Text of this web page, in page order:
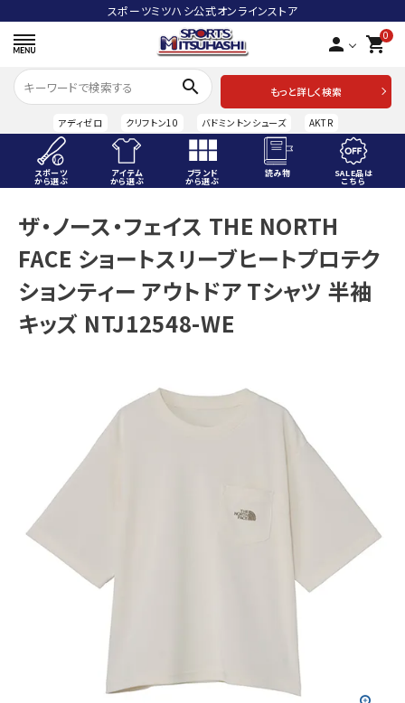
スポーツミツハシ公式オンラインストア
person 0
shopping_cart
search
もっと詳しく検索
アディゼロ クリフトン10 バドミントンシューズ AKTR
スポーツ
から選ぶ
アイテム
から選ぶ
ブランド
から選ぶ
読み物 SALE品は
こちら
ACCOUNT MENU
ようこそ ゲスト 様
meeting_room ログイン person 会員登録
スポーツから選ぶ
ブランドから選ぶ
SALE品はこちら
INFORMATIOM
ご利用ガイド
お問い合わせ
プライバシーポリシー
ザ・ノース・フェイス THE NORTH
FACE ショートスリーブヒートプロテク
ションティー アウトドア Tシャツ 半袖
キッズ NTJ12548-WE